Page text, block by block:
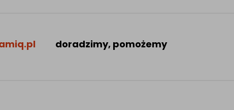
doradzimy, pomożemy